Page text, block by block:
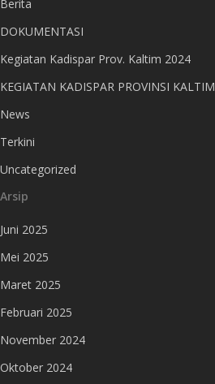
Berita
DOKUMENTASI
Kegiatan Kadispar Prov. Kaltim 2024
KEGIATAN KADISPAR PROVINSI KALTIM
News
Terkini
Uncategorized
Arsip
Juni 2025
Mei 2025
Maret 2025
Februari 2025
November 2024
Oktober 2024